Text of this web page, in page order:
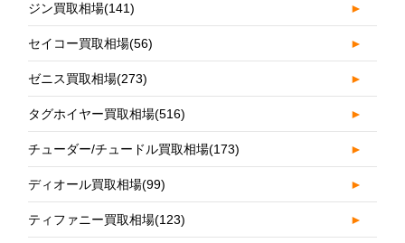
ジン買取相場(141) ►
セイコー買取相場(56) ►
ゼニス買取相場(273) ►
タグホイヤー買取相場(516) ►
チューダー/チュードル買取相場(173) ►
ディオール買取相場(99) ►
ティファニー買取相場(123) ►